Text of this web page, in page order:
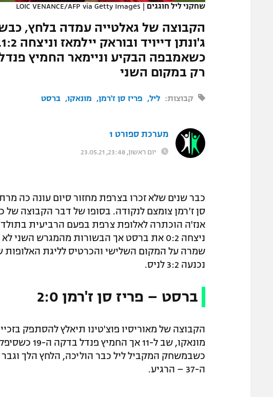
המגזיןשחקני ליל חוגגים |
LOIC VENANCE/AFP via Getty Images
הקבוצה של גאלטייה עמדה בלחץ,
כשאמבפה הבקיע וניימאר החמיץ
רק במקום השני
קבוצות: ליל פריז סן ז'רמן מונאקו ברסט
מערכת ספורט 1
יום ראשון, 23:48, 23.05.21
כבר שנים שלא זכרו בצרפת מחזור סיום עונה כה
אנז'ה הוכתרה לאלופת צרפת בפעם הרביעית
שמרה על המקום השלישי והכרטיס לליגת האלופות
נכנעה 3:2 לניס.
ברסט – פריז סן ז'רמן 2:0
הקבוצה של מאוריסיו פוצ'טינו תיאלץ להסתפק
מונאקו, שב
כשבמשחק המקביל ליל כבר הוליכה, הלחץ הלך
ה-37 – הרגיע.